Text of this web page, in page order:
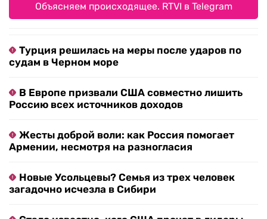
Объясняем происходящее. RTVI в Telegram
Турция решилась на меры после ударов по
судам в Черном море
В Европе призвали США совместно лишить
Россию всех источников доходов
Жесты доброй воли: как Россия помогает
Армении, несмотря на разногласия
Новые Усольцевы? Семья из трех человек
загадочно исчезла в Сибири